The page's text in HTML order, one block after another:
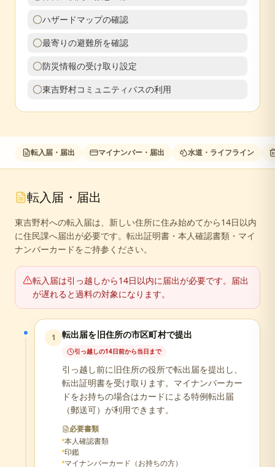
ハザードマップの確認
最寄りの避難所を確認
防災情報の受け取り設定
東吉野村コミュニティバスの利用
転入届・届出 マイナンバー・届出 水道・ライフライン
転入届・届出
東吉野村への転入届は、新しい住所に住み始めてから14日以内
に住民課へ届出が必要です。転出証明書・本人確認書類・マイ
ナンバーカードをご持参ください。
転入届は引っ越しから14日以内に届出が必要です。届出
が遅れると過料の対象になります。
1 転出届を旧住所の市区町村で提出
引っ越しの14日前から当日まで
引っ越し前に旧住所の役所で転出届を提出し、
転出証明書を受け取ります。マイナンバーカー
ドをお持ちの場合はカードによる特例転出届
（郵送可）が利用できます。
必要書類
本人確認書類
印鑑
マイナンバーカード（お持ちの方）